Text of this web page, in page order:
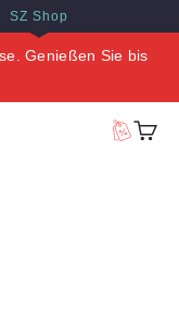
SZ Shop
Genießen Sie bis